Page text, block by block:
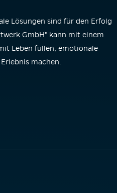
Lösungen sind für den Erfolg
GmbH" kann mit einem
Leben füllen, emotionale
machen.